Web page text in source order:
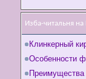
Изба-читальня
Клинкерный
Особенности
Преимущества